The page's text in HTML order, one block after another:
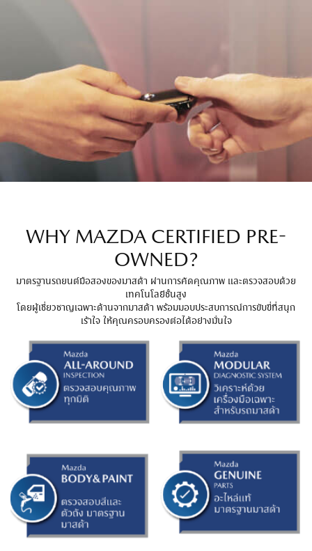
WHY MAZDA CERTIFIED PRE-
OWNED?
มาตรฐานรถยนต์มือสองของมาสด้า ผ่านการคัดคุณภาพ และตรวจสอบด้วย
เทคโนโลยีชั้นสูง​
โดยผู้เชี่ยวชาญเฉพาะด้านจากมาสด้า พร้อมมอบประสบการณ์การขับขี่ที่สนุก
เร้าใจ ให้คุณครอบครองต่อได้อย่างมั่นใจ​